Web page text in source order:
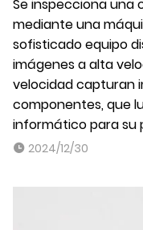
Se inspecciona una
mediante una
sofisticado equipo
imágenes a alta
velocidad capturan
componentes, que
informático para su
2024/12/30